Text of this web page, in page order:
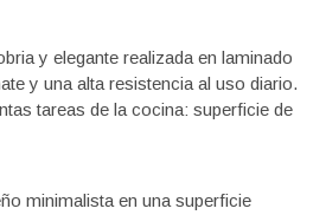
y elegante realizada en laminado
y una alta resistencia al uso diario.
tareas de la cocina: superficie de
minimalista en una superficie